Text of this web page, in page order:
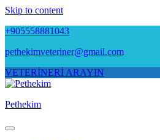
Skip to content
+905558881043
pethekimveteriner@gmail.com
VETERİNERİ ARAYIN
Pethekim